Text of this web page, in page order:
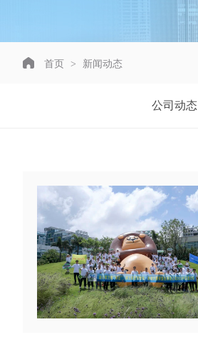
首页 > 新闻动态
公司动态